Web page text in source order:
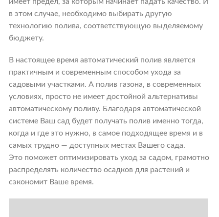
в этом случае, необходимо выбирать другую
технологию полива, соответствующую выделяемому
бюджету.
В настоящее время автоматический полив является
практичным и современным способом ухода за
садовыми участками. А полив газона, в современных
условиях, просто не имеет достойной альтернативы
автоматическому поливу. Благодаря автоматической
системе Ваш сад будет получать полив именно тогда,
когда и где это нужно, в самое подходящее время и в
самых трудно — доступных местах Вашего сада.
Это поможет оптимизировать уход за садом, грамотно
распределять количество осадков для растений и
сэкономит Ваше время.